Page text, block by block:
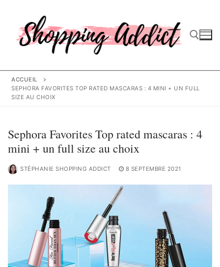
contenu
ACCUEIL
SEPHORA FAVORITES TOP RATED MASCARAS : 4 MINI + UN FULL
SIZE AU CHOIX
Sephora Favorites Top rated mascaras : 4
mini + un full size au choix
STÉPHANIE SHOPPING ADDICT 8 SEPTEMBRE 2021